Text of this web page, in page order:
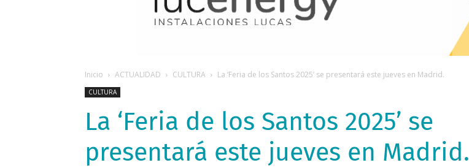
Inicio ACTUALIDAD CULTURA La ‘Feria de los Santos 2025’ se presentará este jueves en Madrid.
CULTURA
La ‘Feria de los Santos 2025’ se
presentará este jueves en Madrid.